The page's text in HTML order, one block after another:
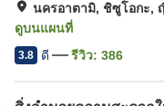
นครอาตามิ, ชิซูโอกะ,
ดูบนแผนที่
3.8 ดี รีวิว: 386